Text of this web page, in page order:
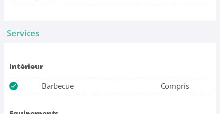
Services
Intérieur
Barbecue
Compris